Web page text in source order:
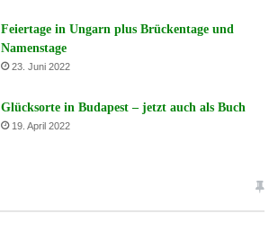
Feiertage in Ungarn plus Brückentage und
Namenstage
23. Juni 2022
Glücksorte in Budapest – jetzt auch als Buch
19. April 2022